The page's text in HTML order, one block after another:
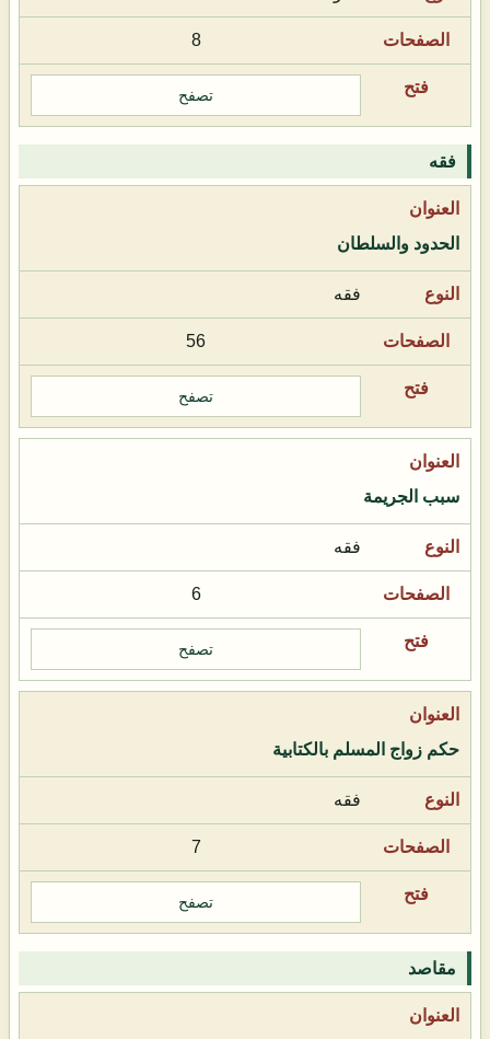
8
تصفح
فقه
الحدود والسلطان
فقه
56
تصفح
سبب الجريمة
فقه
6
تصفح
حكم زواج المسلم بالكتابية
فقه
7
تصفح
مقاصد